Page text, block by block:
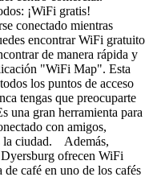
¡WiFi gratis!
conectado mientras
encontrar WiFi gratuito
de manera rápida y
"WiFi Map". Esta
los puntos de acceso
tengas que preocuparte
una gran herramienta para
con amigos,
la ciudad. Además,
ofrecen WiFi
café en uno de los cafés